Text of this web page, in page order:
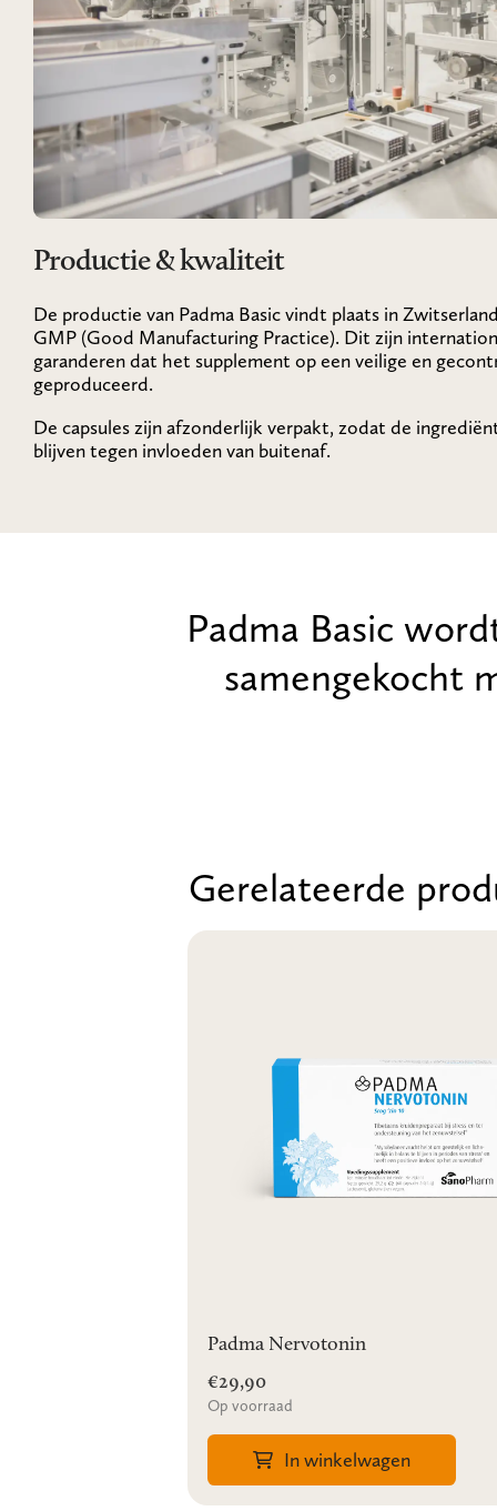
Productie & kwaliteit
De productie van Padma Basic vindt plaats in
GMP (Good Manufacturing Practice). Dit zijn
garanderen dat het supplement op een veilige en
geproduceerd.
De capsules zijn afzonderlijk verpakt, zodat de
blijven tegen invloeden van buitenaf.
Padma Basic
samengekocht
Gerelateerde
Padma Nervotonin
€29,90
Op voorraad
In winkelwagen